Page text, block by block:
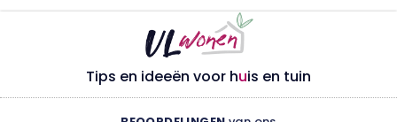
Tips en ideeën voor huis en tuin